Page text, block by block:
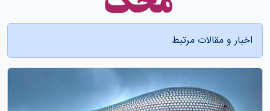
اخبار و مقالات مرتبط